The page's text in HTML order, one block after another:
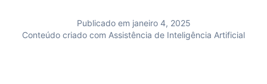
Publicado em janeiro 4, 2025
Conteúdo criado com Assistência de Inteligência Artificial